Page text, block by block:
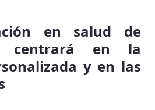
en salud de
centrará en la
y en las